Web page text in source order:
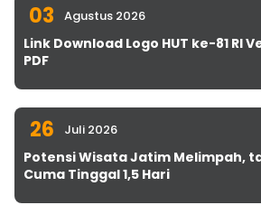
03 Agustus 2026
Link Download Logo HUT ke-81 RI
PDF
26 Juli 2026
Potensi Wisata Jatim Melimpah,
Cuma Tinggal 1,5 Hari